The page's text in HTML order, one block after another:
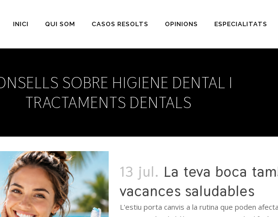
INICI QUI SOM CASOS RESOLTS OPINIONS ESPECIALITATS
SOBRE HIGIENE DENTAL I
TRACTAMENTS DENTALS
13 jul. La teva boca
vacances saludables
L'estiu porta canvis a la rutina que poden